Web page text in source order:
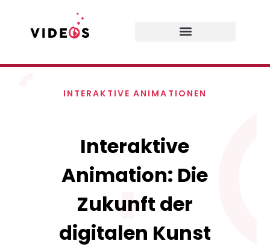
INTERAKTIVE ANIMATIONEN
Interaktive
Animation: Die
Zukunft der
digitalen Kunst